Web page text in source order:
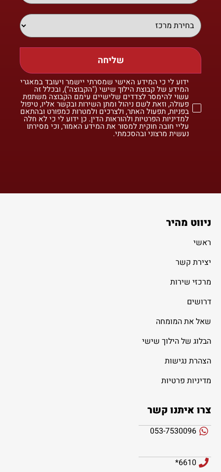
שליחה
ידוע לי כי המידע האישי שמסרתי יישמר ויעובד במאגרי
המידע של קבוצת הילוך שישי ("הקבוצה"), ובכלל זה
עשוי להימסר לצדדים שלישיים עימם הקבוצה משתפת
פעולה, וזאת לשם ניהול ומתן השירות ובקשר אליו, טיפול
בפניות, תפעול האתר, ולצרכים ולמטרות כמפורט ובהתאם
למדיניות הפרטיות ולהוראות הדין. כן ידוע לי כי לא חלה
עליי חובה חוקית למסור את המידע האמור, וכי מסירתו
נעשית מרצוני ובהסכמתי.
ניווט מהיר
ראשי
יצירת קשר
מרכזי שירות
דרושים
שאל את המומחה
הבלוג של הילוך שישי
הצהרת נגישות
מדיניות פרטיות
צרו איתנו קשר
053-7530096
6610*